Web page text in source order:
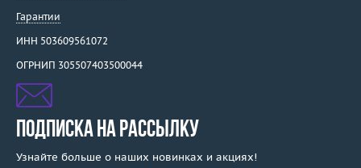
Гарантии
ИНН 503609561072
ОГРНИП 305507403500044
ПОДПИСКА НА РАССЫЛКУ
Узнайте больше о наших новинках и акциях!